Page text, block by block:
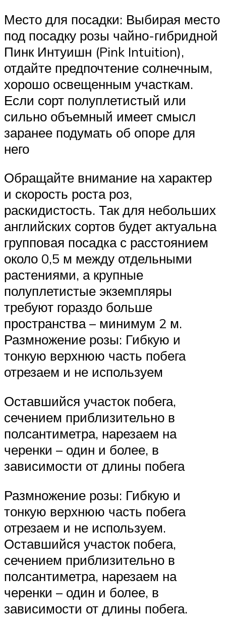
Место для посадки: Выбирая место
под посадку розы чайно-гибридной
Пинк Интуишн (Pink Intuition),
отдайте предпочтение солнечным,
хорошо освещенным участкам.
Если сорт полуплетистый или
сильно объемный имеет смысл
заранее подумать об опоре для
него
Обращайте внимание на характер
и скорость роста роз,
раскидистость. Так для небольших
английских сортов будет актуальна
групповая посадка с расстоянием
около 0,5 м между отдельными
растениями, а крупные
полуплетистые экземпляры
требуют гораздо больше
пространства – минимум 2 м.
Размножение розы: Гибкую и
тонкую верхнюю часть побега
отрезаем и не используем
Оставшийся участок побега,
сечением приблизительно в
полсантиметра, нарезаем на
черенки – один и более, в
зависимости от длины побега
Размножение розы: Гибкую и
тонкую верхнюю часть побега
отрезаем и не используем.
Оставшийся участок побега,
сечением приблизительно в
полсантиметра, нарезаем на
черенки – один и более, в
зависимости от длины побега.